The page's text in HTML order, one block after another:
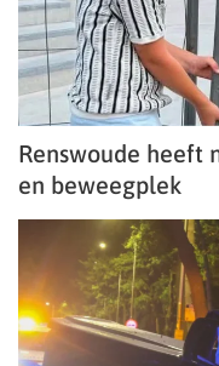
Renswoude heeft
en beweegplek